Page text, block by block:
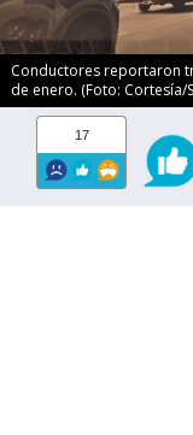
Conductores reportaron
de enero. (Foto: Cortesía/
17